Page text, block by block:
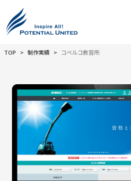
TOP 制作実績 コベルコ教習所